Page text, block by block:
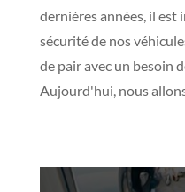
dernières années, il est
sécurité de nos
de pair avec un besoin
Aujourd'hui, nous